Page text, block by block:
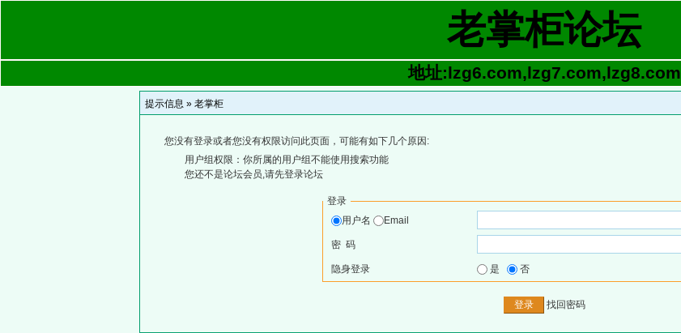
老掌柜论坛
地址:lzg6.com,lzg7.com,lzg8.com
提示信息 » 老掌柜
您没有登录或者您没有权限访问此页面，可能有如下几个原因:
用户组权限：你所属的用户组不能使用搜索功能
您还不是论坛会员,请先登录论坛
登录
用户名
Email
密 码
隐身登录 是 否
找回密码